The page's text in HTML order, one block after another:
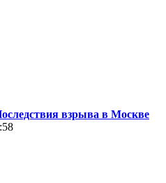
взрыва в Москве